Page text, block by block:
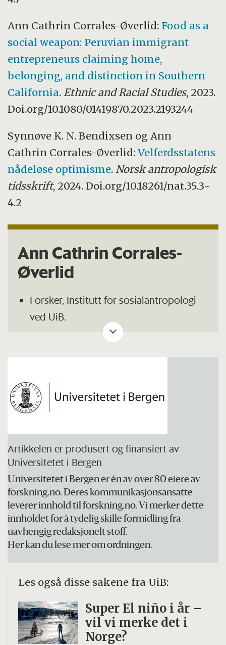
Ann Cathrin Corrales-Øverlid:Food as a
social weapon: Peruvian immigrant
entrepreneurs claiming home,
belonging, and distinction in Southern
California. Ethnic and Racial Studies, 2023.
Doi.org/10.1080/01419870.2023.2193244
Synnøve K. N. Bendixsen og Ann
Cathrin Corrales-Øverlid:Velferdsstatens
nådeløse optimisme.Norsk antropologisk
tidsskrift, 2024. Doi.org/10.18261/nat.35.3-
4.2
Ann Cathrin Corrales-
Øverlid
Forsker, Institutt for sosialantropologi
ved UiB.
Avla doktorgraden
ved Institutt for
fremmedspråk om
Forsker på hvordan migranter lever sine
hverdags- og arbeidsliv. Hun ser på
økonomiske praksiser formes i møte
med bredere sosiale og historiske
prosesser.
Styremedlem iNordic Migration
ResearchogNorsk nettverk for
migrasjonsforskning.
International Migration and
(IMER Bergen)
Tidligere leder for IMER Bergen
juniornettverk.
Artikkelen er produsert og finansiert av
Universitetet i Bergen
Universitetet i Bergen er én av over 80 eiere av
forskning.no. Deres kommunikasjonsansatte
leverer innhold til forskning.no. Vi merker dette
innholdet for å tydelig skille formidling fra
uavhengig redaksjonelt stoff.
Her kan du lese mer om ordningen.
Les også disse sakene fra UiB:
Super El niño i år –
vil vi merke det i
Norge?